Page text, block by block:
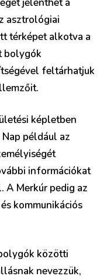
asztrológiai
térképet alkotva a
bolygók
feltárhatjuk
képletben
például az
információkat
A Merkúr pedig az
kommunikációs
közötti
nevezzük,